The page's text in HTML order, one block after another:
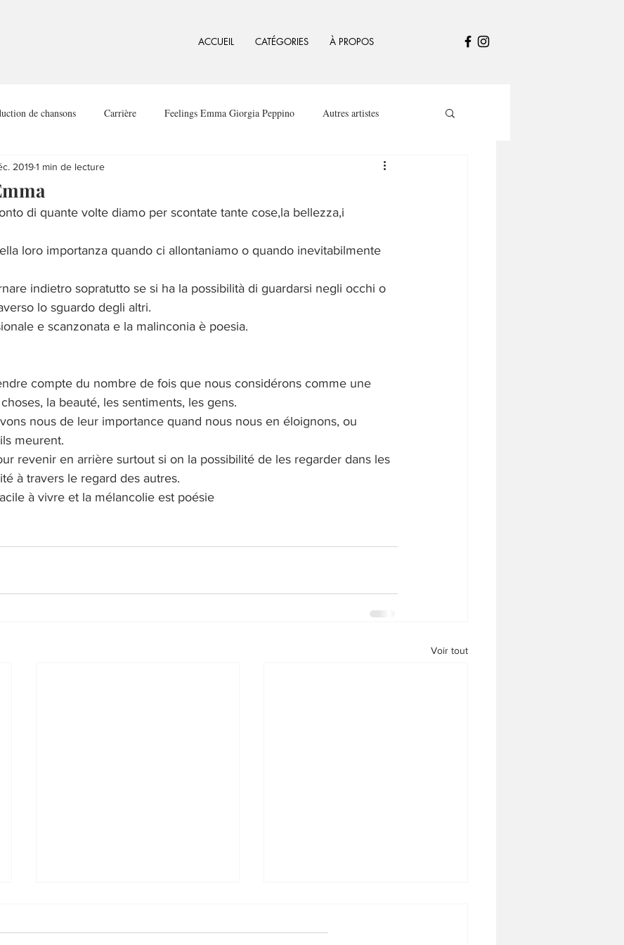
ACCUEIL CATÉGORIES À PROPOS
de chansons Carrière Feelings Emma Giorgia Peppino Autres artistes
20191 min de lecture
di quante volte diamo per scontate tante cose,la bellezza,i
loro importanza quando ci allontaniamo o quando inevitabilmente
indietro sopratutto se si ha la possibilità di guardarsi negli occhi o
lo sguardo degli altri.
e scanzonata e la malinconia è poesia.
compte du nombre de fois que nous considérons comme une
la beauté, les sentiments, les gens.
nous de leur importance quand nous nous en éloignons, ou
meurent.
revenir en arrière surtout si on la possibilité de les regarder dans les
à travers le regard des autres.
à vivre et la mélancolie est poésie
Voir tout